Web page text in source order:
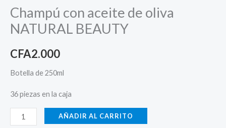
Champú con aceite de oliva
NATURAL BEAUTY
CFA2.000
Botella de 250ml
36 piezas en la caja
BEAUTY
cantidad
AÑADIR AL CARRITO